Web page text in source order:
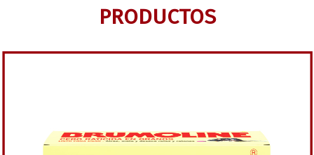
PRODUCTOS